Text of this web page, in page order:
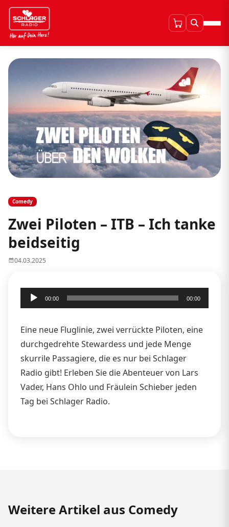
Comedy
Zwei Piloten – ITB – Ich tanke
beidseitig
04.03.2025
Audio-
Player
00:00 00:00
Eine neue Fluglinie, zwei verrückte Piloten, eine
durchgedrehte Stewardess und jede Menge
skurrile Passagiere, die es nur bei Schlager
Radio gibt! Erleben Sie die Abenteuer von Lars
Vader, Hans Ohlo und Fräulein Schieber jeden
Tag bei Schlager Radio.
Weitere Artikel aus Comedy